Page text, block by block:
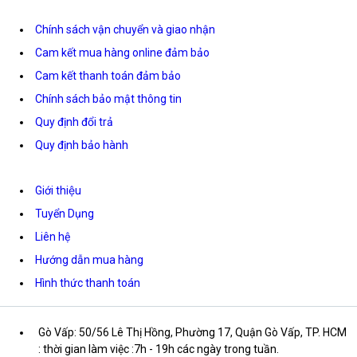
Chính sách vận chuyển và giao nhận
Cam kết mua hàng online đảm bảo
Cam kết thanh toán đảm bảo
Chính sách bảo mật thông tin
Quy định đổi trả
Quy định bảo hành
Giới thiệu
Tuyển Dụng
Liên hệ
Hướng dẫn mua hàng
Hình thức thanh toán
Gò Vấp: 50/56 Lê Thị Hồng, Phường 17, Quận Gò Vấp, TP. HCM
: thời gian làm việc :7h - 19h các ngày trong tuần.